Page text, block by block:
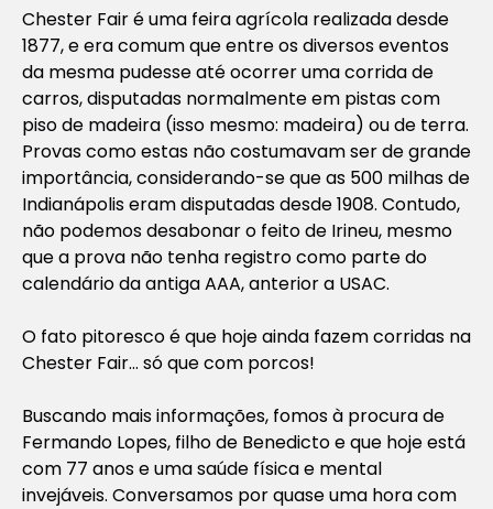
Chester Fair é uma feira agrícola realizada desde
1877, e era comum que entre os diversos eventos
da mesma pudesse até ocorrer uma corrida de
carros, disputadas normalmente em pistas com
piso de madeira (isso mesmo: madeira) ou de terra.
Provas como estas não costumavam ser de grande
importância, considerando-se que as 500 milhas de
Indianápolis eram disputadas desde 1908. Contudo,
não podemos desabonar o feito de Irineu, mesmo
que a prova não tenha registro como parte do
calendário da antiga AAA, anterior a USAC.
O fato pitoresco é que hoje ainda fazem corridas na
Chester Fair… só que com porcos!
Buscando mais informações, fomos à procura de
Fermando Lopes, filho de Benedicto e que hoje está
com 77 anos e uma saúde física e mental
invejáveis. Conversamos por quase uma hora com